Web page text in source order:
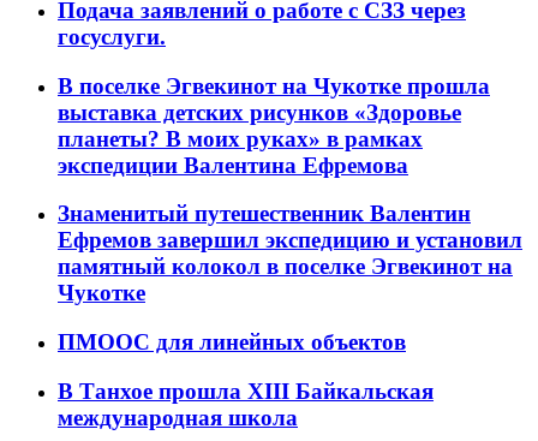
Подача заявлений о работе с СЗЗ через
госуслуги.
В поселке Эгвекинот на Чукотке прошла
выставка детских рисунков «Здоровье
планеты? В моих руках» в рамках
экспедиции Валентина Ефремова
Знаменитый путешественник Валентин
Ефремов завершил экспедицию и установил
памятный колокол в поселке Эгвекинот на
Чукотке
ПМООС для линейных объектов
В Танхое прошла XIII Байкальская
международная школа